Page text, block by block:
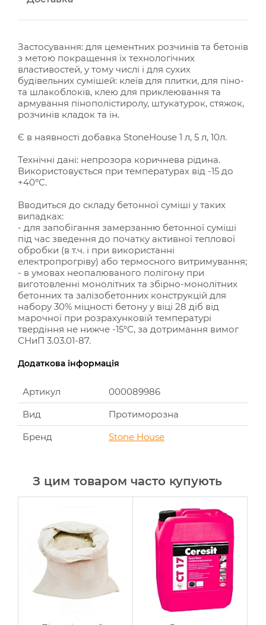
Застосування: для цементних розчинів та бетонів
з метою покращення їх технологічних
властивостей, у тому числі і для сухих
будівельних сумішей: клеїв для плитки, для піно-
та шлакоблоків, клею для приклеювання та
армування пінополістиролу, штукатурок, стяжок,
розчинів кладок та ін.
Є в наявності добавка StoneHouse 1 л, 5 л, 10л.
Технічні дані: непрозора коричнева рідина.
Використовується при температурах від -15 до
+40°С.
Вводиться до складу бетонної суміші у таких
випадках:
- для запобігання замерзанню бетонної суміші
під час зведення до початку активної теплової
обробки (в т.ч. і при використанні
електропрогріву) або термосного витримування;
- в умовах неопалюваного полігону при
виготовленні монолітних та збірно-монолітних
бетонних та залізобетонних конструкцій для
набору 30% міцності бетону у віці 28 діб від
марочної при розрахунковій температурі
твердіння не нижче -15°С, за дотримання вимог
СНиП 3.03.01-87.
Додаткова інформація
Артикул
000089986
Вид
Протиморозна
Бренд
Stone House
З цим товаром часто купують